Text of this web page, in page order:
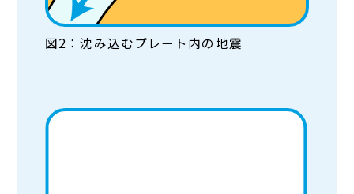
図2：沈み込むプレート内の地震